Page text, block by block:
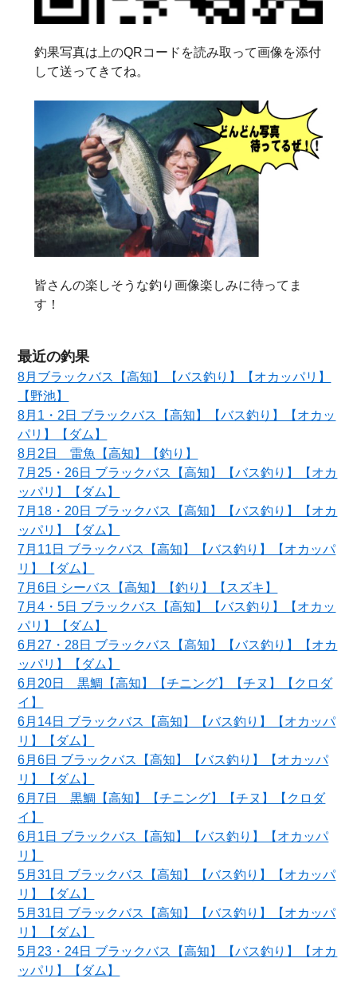
釣果写真は上のQRコードを読み取って画像を添付
して送ってきてね。
皆さんの楽しそうな釣り画像楽しみに待ってま
す！
最近の釣果
8月ブラックバス【高知】【バス釣り】【オカッパリ】
【野池】
8月1・2日 ブラックバス【高知】【バス釣り】【オカッ
パリ】【ダム】
8月2日 雷魚【高知】【釣り】
7月25・26日 ブラックバス【高知】【バス釣り】【オカ
ッパリ】【ダム】
7月18・20日 ブラックバス【高知】【バス釣り】【オカ
ッパリ】【ダム】
7月11日 ブラックバス【高知】【バス釣り】【オカッパ
リ】【ダム】
7月6日 シーバス【高知】【釣り】【スズキ】
7月4・5日 ブラックバス【高知】【バス釣り】【オカッ
パリ】【ダム】
6月27・28日 ブラックバス【高知】【バス釣り】【オカ
ッパリ】【ダム】
6月20日 黒鯛【高知】【チニング】【チヌ】【クロダ
イ】
6月14日 ブラックバス【高知】【バス釣り】【オカッパ
リ】【ダム】
6月6日 ブラックバス【高知】【バス釣り】【オカッパ
リ】【ダム】
6月7日 黒鯛【高知】【チニング】【チヌ】【クロダ
イ】
6月1日 ブラックバス【高知】【バス釣り】【オカッパ
リ】
5月31日 ブラックバス【高知】【バス釣り】【オカッパ
リ】【ダム】
5月31日 ブラックバス【高知】【バス釣り】【オカッパ
リ】【ダム】
5月23・24日 ブラックバス【高知】【バス釣り】【オカ
ッパリ】【ダム】